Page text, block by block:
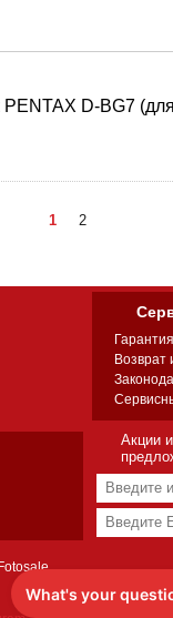
D-BG7
1 2
Гарантия
Возврат
Акции